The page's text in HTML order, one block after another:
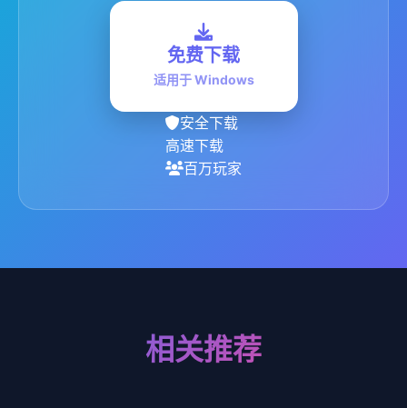
免费下载
适用于 Windows
安全下载
高速下载
百万玩家
相关推荐